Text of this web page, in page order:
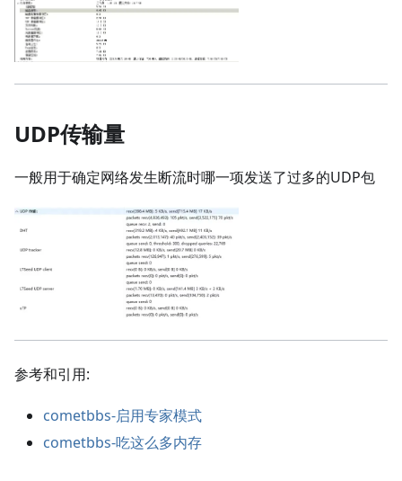
UDP传输量
一般用于确定网络发生断流时哪一项发送了过多的UDP包
参考和引用:
cometbbs-启用专家模式
cometbbs-吃这么多内存